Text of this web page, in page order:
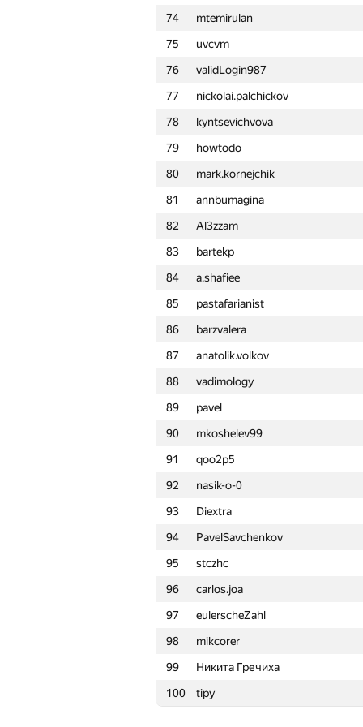
74
mtemirulan
75
uvcvm
76
validLogin987
77
nickolai.palchickov
78
kyntsevichvova
79
howtodo
80
mark.kornejchik
81
annbumagina
82
Al3zzam
83
bartekp
84
a.shafiee
85
pastafarianist
86
barzvalera
87
anatolik.volkov
88
vadimology
89
pavel
90
mkoshelev99
91
qoo2p5
92
nasik-o-0
93
Diextra
94
PavelSavchenkov
95
stczhc
96
carlos.joa
97
eulerscheZahl
98
mikcorer
99
Никита Гречиха
100
tipy
51 obe-wan01
52
Dembel
53
deniskolsanov
54
isaf27
55
maginot
56
natsugiri
57
Денис Южанин
58
Ivan Katanic
59
Vladimir Orekhov
60
ruslan02129
61
volpe95
62
IgorKoval
63
Maria Solodova
64
JDraya
65
andtit2001
66
Ja.dima.jakovlev
67
askerov20162000
68
tyomasr
69
boris.starkow
70
Radoslav Dimitrov
71
yury.grushetsky
72
KungA
73
Temurbek Khujaev
74
mtemirulan
75
uvcvm
76
validLogin987
77
nickolai.palchickov